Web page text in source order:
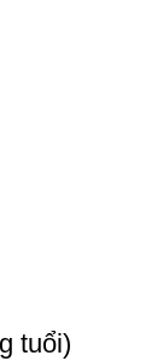
tuổi)